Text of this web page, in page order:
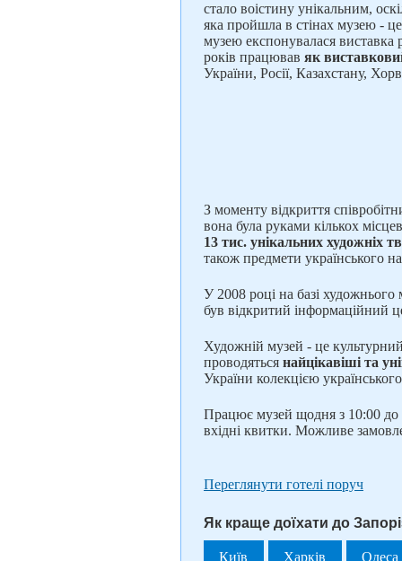
стало воістину унікальним,
яка пройшла в стінах музею - це
музею експонувалася виставка
років працював як
України, Росії, Казахстану,
З моменту відкриття
вона була руками кількох
13 тис. унікальних художніх
також предмети українського
У 2008 році на базі художнього
був відкритий інформаційний
Художній музей - це
проводяться найцікавіші та
України колекцією
Працює музей щодня з 10:00 до
вхідні квитки. Можливе
Переглянути готелі поруч
Як краще доїхати до
Київ Харків Одеса